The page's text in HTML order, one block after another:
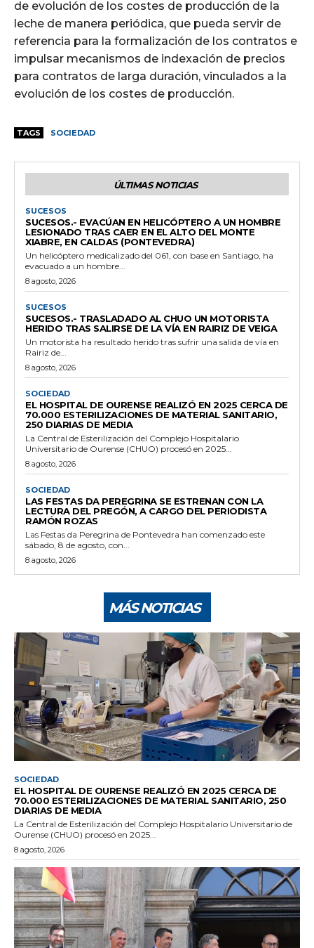
de evolución de los costes de producción de la
leche de manera periódica, que pueda servir de
referencia para la formalización de los contratos e
impulsar mecanismos de indexación de precios
para contratos de larga duración, vinculados a la
evolución de los costes de producción.
TAGS SOCIEDAD
ÚLTIMAS NOTICIAS
SUCESOS
SUCESOS.- EVACÚAN EN HELICÓPTERO A UN HOMBRE
LESIONADO TRAS CAER EN EL ALTO DEL MONTE
XIABRE, EN CALDAS (PONTEVEDRA)
Un helicóptero medicalizado del 061, con base en Santiago, ha
evacuado a un hombre...
8 agosto, 2026
SUCESOS
SUCESOS.- TRASLADADO AL CHUO UN MOTORISTA
HERIDO TRAS SALIRSE DE LA VÍA EN RAIRIZ DE VEIGA
Un motorista ha resultado herido tras sufrir una salida de vía en
Rairiz de...
8 agosto, 2026
SOCIEDAD
EL HOSPITAL DE OURENSE REALIZÓ EN 2025 CERCA DE
70.000 ESTERILIZACIONES DE MATERIAL SANITARIO,
250 DIARIAS DE MEDIA
La Central de Esterilización del Complejo Hospitalario
Universitario de Ourense (CHUO) procesó en 2025...
8 agosto, 2026
SOCIEDAD
LAS FESTAS DA PEREGRINA SE ESTRENAN CON LA
LECTURA DEL PREGÓN, A CARGO DEL PERIODISTA
RAMÓN ROZAS
Las Festas da Peregrina de Pontevedra han comenzado este
sábado, 8 de agosto, con...
8 agosto, 2026
MÁS NOTICIAS
SOCIEDAD
EL HOSPITAL DE OURENSE REALIZÓ EN 2025 CERCA DE
70.000 ESTERILIZACIONES DE MATERIAL SANITARIO, 250
DIARIAS DE MEDIA
La Central de Esterilización del Complejo Hospitalario Universitario de
Ourense (CHUO) procesó en 2025...
8 agosto, 2026